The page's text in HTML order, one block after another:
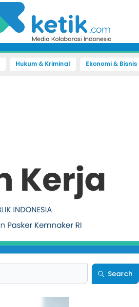
Hukum & Kriminal Ekonomi & Bisnis
Search